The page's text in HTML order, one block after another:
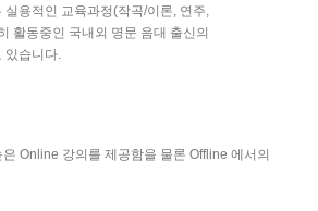
용적인 교육과정(작곡/이론, 연주,
활동중인 국내외 명문 음대 출신의
있습니다.
Online 강의를 제공함을 물론 Offline 에서의